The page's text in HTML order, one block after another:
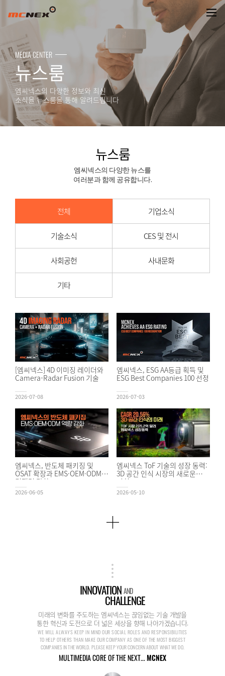
뉴스룸
MEDIA CENTER
뉴스룸
엠씨넥스의 다양한 정보와 최신
소식을 뉴스룸을 통해 알려드립니다
뉴스룸
엠씨넥스의 다양한 뉴스를
여러분과 함께 공유합니다.
전체 기업소식
기술소식 CES 및 전시
사회공헌 사내문화
기타
[엠씨넥스] 4D 이미징 레이더와
Camera-Radar Fusion 기술
2026-07-08
엠씨넥스, ESG AA등급 획득 및
ESG Best Companies 100 선정
2026-07-03
엠씨넥스, 반도체 패키징 및
OSAT 확장과 EMS·OEM·ODM
경쟁력 강화
2026-06-05
엠씨넥스 ToF 기술의 성장 동력:
3D 공간 인식 시장의 새로운
기회
2026-05-10
INNOVATIONAND
CHALLENGE
미래의 변화를 주도하는 엠씨넥스는 끊임없는 기술 개발을
통한 혁신과 도전으로 더 넓은 세상을 향해 나아가겠습니다.
WE WILL ALWAYS KEEP IN MIND OUR SOCIAL ROLES AND RESPONSIBILITIES
TO HELP OTHERS THAN MAKE OUR COMPANY AS ONE OF THE MOST BIGGEST
COMPANIES IN THE WORLD. PLEASE KEEP YOUR CONCERN ABOUT WHAT WE DO.
MULTIMEDIA CORE OF THE NEXT...MCNEX